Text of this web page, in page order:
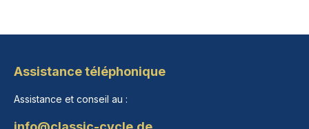
Assistance téléphonique
Assistance et conseil au :